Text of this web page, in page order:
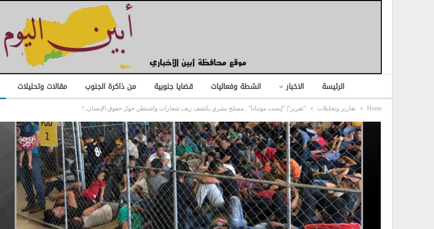
الرئيسة الاخبار انشطة وفعاليات قضايا جنوبية من ذاكرة الجنوب مقالات وتحليلات
Home تقارير وتحليلات “تقرير“| “إيست مونتانا”.. مسلخ بشري يكشف زيف شعارات واشنطن حول حقوق الإنسان..!